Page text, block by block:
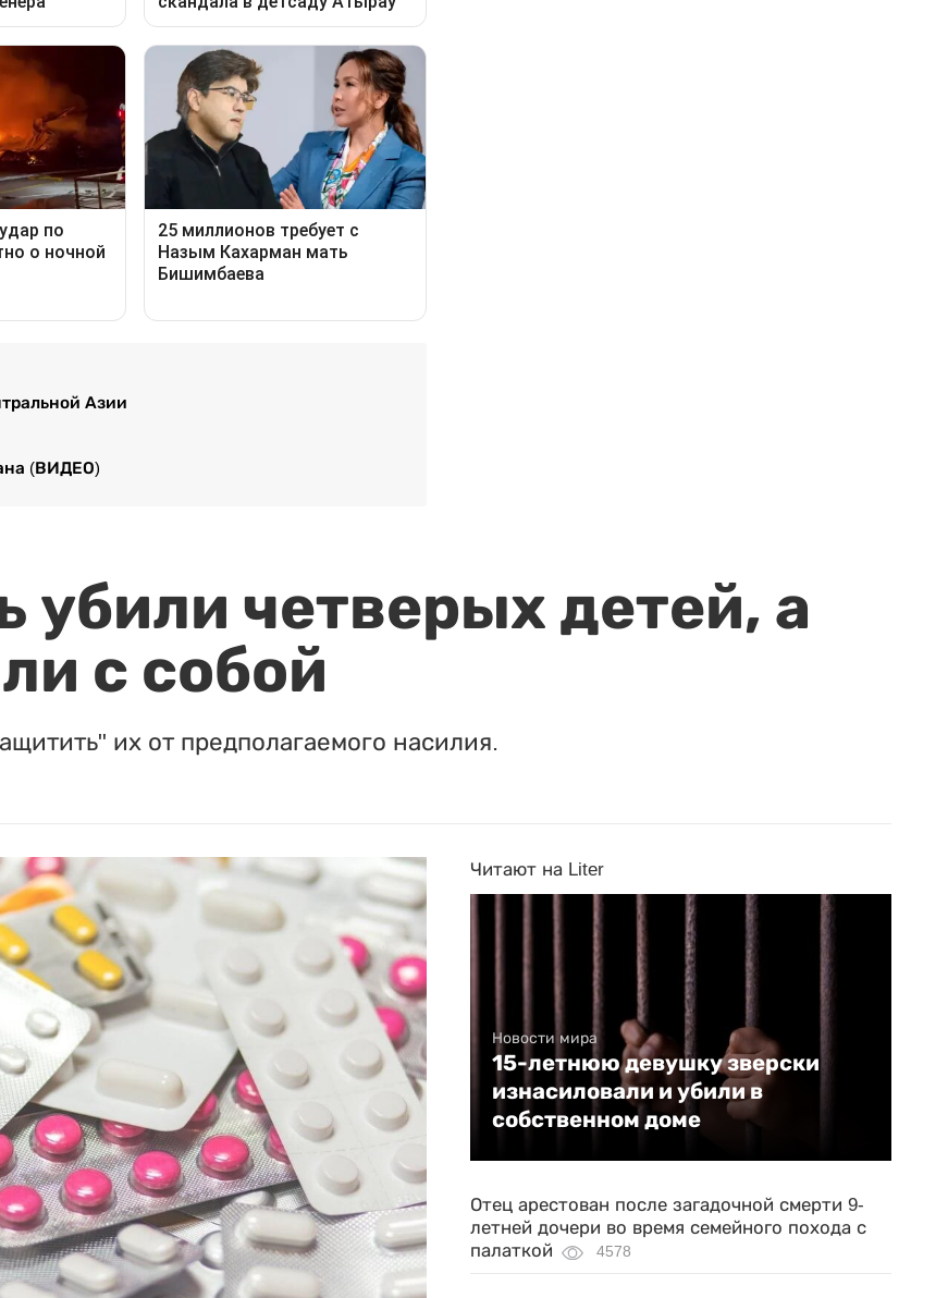
Азии
(ВИДЕО)
убили четверых детей, а
с собой
их от предполагаемого насилия.
Читают на Liter
Новости мира
15-летнюю девушку зверски
изнасиловали и убили в
собственном доме
Отец арестован после загадочной смерти 9-
летней дочери во время семейного похода с
палаткой
4578